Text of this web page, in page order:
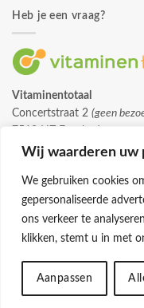
Wij waarderen uw
We gebruiken cookies
gepersonaliseerde
ons verkeer te
klikken, stemt u in met
Aanpassen
Heb je een vraag?
Vitaminentotaal
Concertstraat 2 (geen
info@vitaminentotaal.nl
©